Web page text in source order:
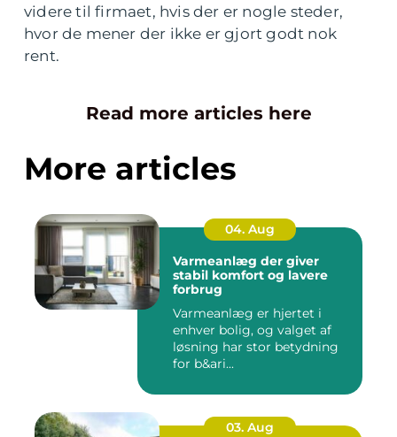
videre til firmaet, hvis der er nogle steder,
hvor de mener der ikke er gjort godt nok
rent.
Read more articles here
More articles
04. Aug
Varmeanlæg der giver
stabil komfort og lavere
forbrug
Varmeanlæg er hjertet i
enhver bolig, og valget af
løsning har stor betydning
for b&ari...
03. Aug